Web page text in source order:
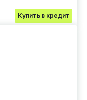
Купить в кредит